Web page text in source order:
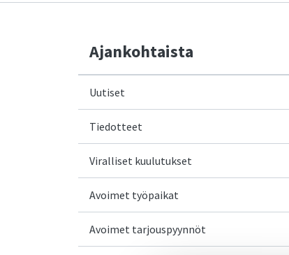
Ajankohtaista
Uutiset
Tiedotteet
Viralliset kuulutukset
Avoimet työpaikat
Avoimet tarjouspyynnöt